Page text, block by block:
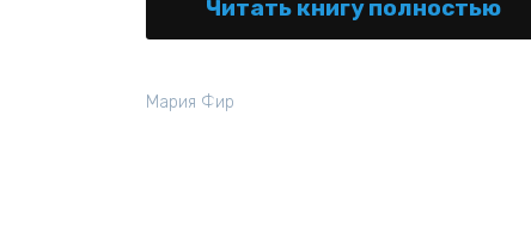
Читать книгу полностью
Мария Фир